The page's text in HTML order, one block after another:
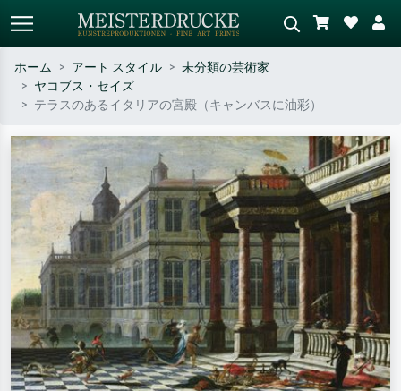
標準検索 AI画像検索
– 例：モネ、星月夜、印象派、北
斎の波、ヌード。
緑の草原、赤の多い抽象画、暗い
油絵、木のそばの立ち姿のヌー
ド。
ホーム アート スタイル
未分類の芸術家
ヤコブス・セイズ
テラスのあるイタリアの宮殿（キャンバスに油彩）